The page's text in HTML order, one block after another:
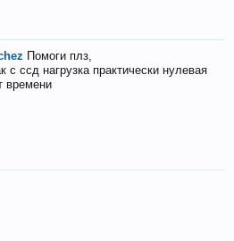
Помоги плз,
с ссд нагрузка практически нулевая
времени